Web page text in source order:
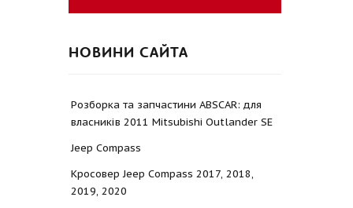
НОВИНИ САЙТА
Розборка та запчастини ABSCAR: для
власників 2011 Mitsubishi Outlander SE
Jeep Compass
Кросовер Jeep Compass 2017, 2018,
2019, 2020